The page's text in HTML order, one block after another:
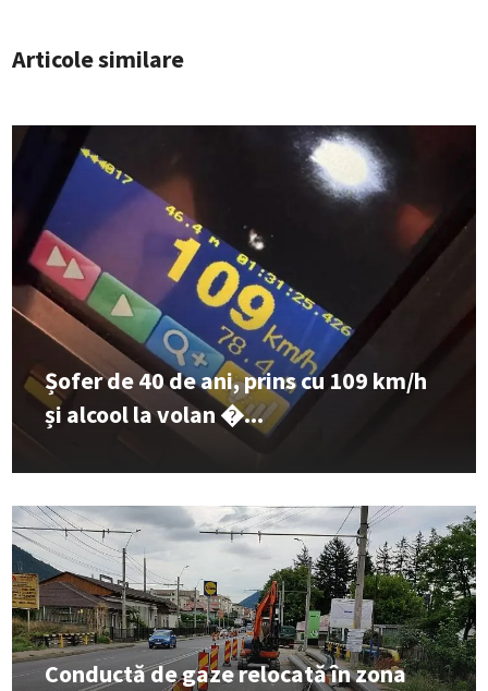
Articole similare
Șofer de 40 de ani, prins cu 109 km/h
și alcool la volan �...
Conductă de gaze relocată în zona